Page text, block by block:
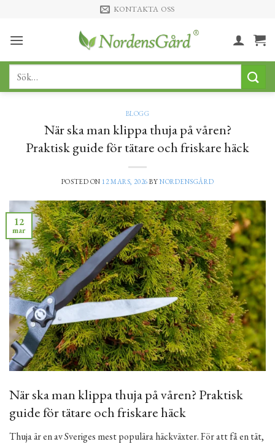
content
KONTAKTA OSS
Sök
BLOGG
När ska man klippa thuja på våren?
Praktisk guide för tätare och friskare häck
POSTED ON 12 MARS, 2026 BY NORDENSGÅRD
12
mar
När ska man klippa thuja på våren? Praktisk
guide för tätare och friskare häck
Thuja är en av Sveriges mest populära häckväxter. För att få en tät,